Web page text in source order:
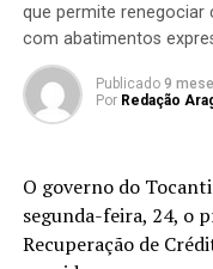
que permite
com abatimentos
Publicado 9
Por Redação
O governo do
segunda-feira, 24, o
Recuperação de